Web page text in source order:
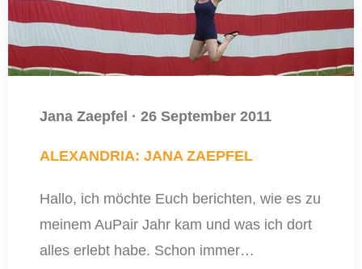
Jana Zaepfel · 26 September 2011
ALEXANDRIA: JANA ZAEPFEL
Hallo, ich möchte Euch berichten, wie es zu
meinem AuPair Jahr kam und was ich dort
alles erlebt habe. Schon immer…